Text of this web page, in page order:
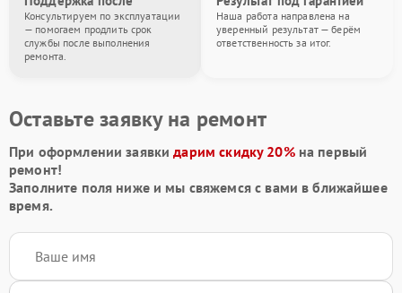
Консультируем по эксплуатации
— помогаем продлить срок
службы после выполнения
ремонта.
Наша работа направлена на
уверенный результат — берём
ответственность за итог.
Оставьте заявку на ремонт
При оформлении заявкидарим скидку 20%на первый
ремонт!
Заполните поля ниже и мы свяжемся с вами в ближайшее
время.